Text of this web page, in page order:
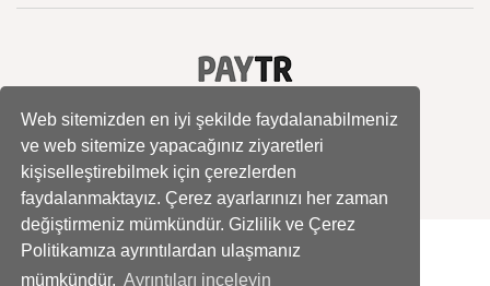
Web sitemizden en iyi şekilde faydalanabilmeniz
ve web sitemize yapacağınız ziyaretleri
kişiselleştirebilmek için çerezlerden
faydalanmaktayız. Çerez ayarlarınızı her zaman
değiştirmeniz mümkündür. Gizlilik ve Çerez
Politikamıza ayrıntılardan ulaşmanız
mümkündür. Ayrıntıları inceleyin